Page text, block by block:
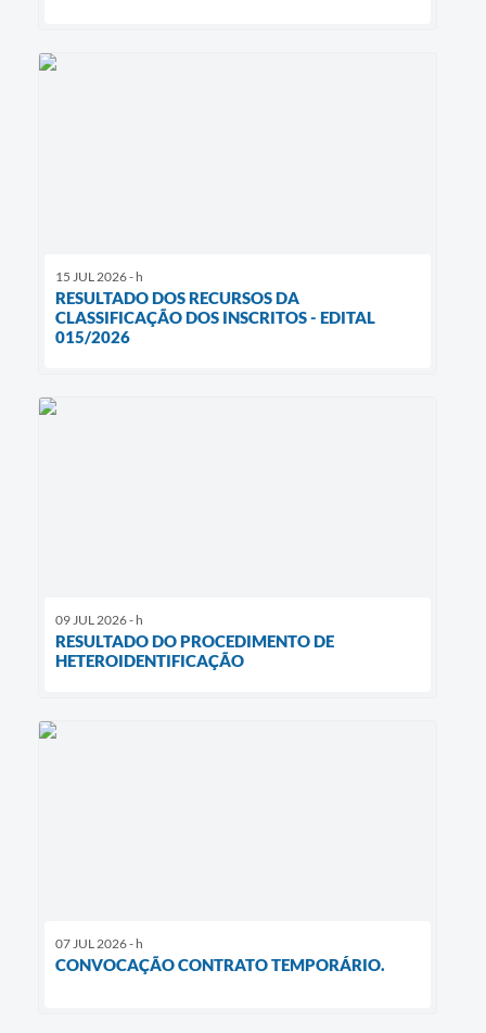
15 JUL 2026 - h
RESULTADO DOS RECURSOS DA
CLASSIFICAÇÃO DOS INSCRITOS - EDITAL
015/2026
09 JUL 2026 - h
RESULTADO DO PROCEDIMENTO DE
HETEROIDENTIFICAÇÃO
07 JUL 2026 - h
CONVOCAÇÃO CONTRATO TEMPORÁRIO.